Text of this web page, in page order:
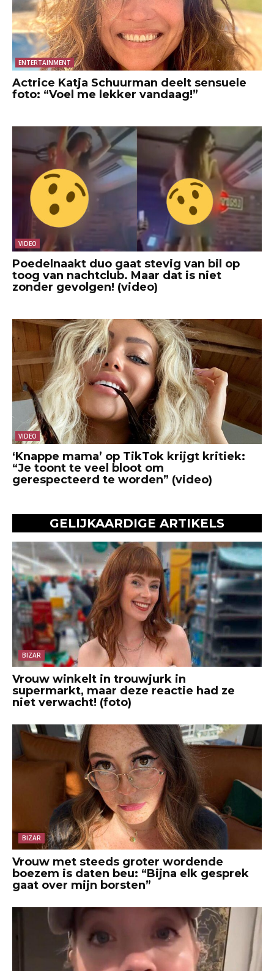
ENTERTAINMENT
Actrice Katja Schuurman deelt sensuele
foto: “Voel me lekker vandaag!”
VIDEO
Poedelnaakt duo gaat stevig van bil op
toog van nachtclub. Maar dat is niet
zonder gevolgen! (video)
VIDEO
‘Knappe mama’ op TikTok krijgt kritiek:
“Je toont te veel bloot om
gerespecteerd te worden” (video)
GELIJKAARDIGE ARTIKELS
BIZAR
Vrouw winkelt in trouwjurk in
supermarkt, maar deze reactie had ze
niet verwacht! (foto)
BIZAR
Vrouw met steeds groter wordende
boezem is daten beu: “Bijna elk gesprek
gaat over mijn borsten”